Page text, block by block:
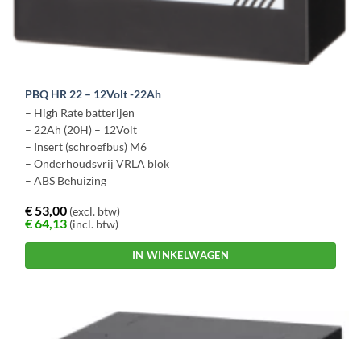
PBQ HR 22 – 12Volt -22Ah
– High Rate batterijen
– 22Ah (20H) – 12Volt
– Insert (schroefbus) M6
– Onderhoudsvrij VRLA blok
– ABS Behuizing
€53,00 (excl. btw)
€64,13 (incl. btw)
IN WINKELWAGEN